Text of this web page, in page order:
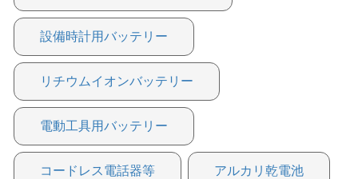
設備時計用バッテリー
リチウムイオンバッテリー
電動工具用バッテリー
コードレス電話器等 アルカリ乾電池